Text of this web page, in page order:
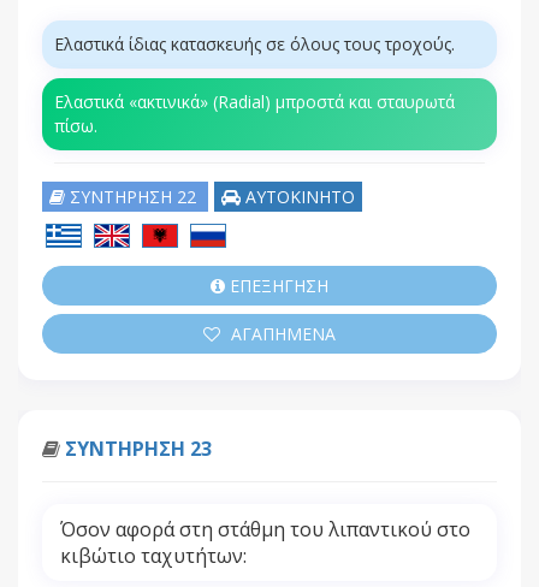
Ελαστικά ίδιας κατασκευής σε όλους τους τροχούς.
Ελαστικά «ακτινικά» (Radial) μπροστά και σταυρωτά
πίσω.
ΣΥΝΤΗΡΗΣΗ 22 ΑΥΤΟΚΙΝΗΤΟ
ΕΠΕΞΗΓΗΣΗ
ΑΓΑΠΗΜΕΝΑ
ΣΥΝΤΗΡΗΣΗ 23
Όσον αφορά στη στάθμη του λιπαντικού στο
κιβώτιο ταχυτήτων: